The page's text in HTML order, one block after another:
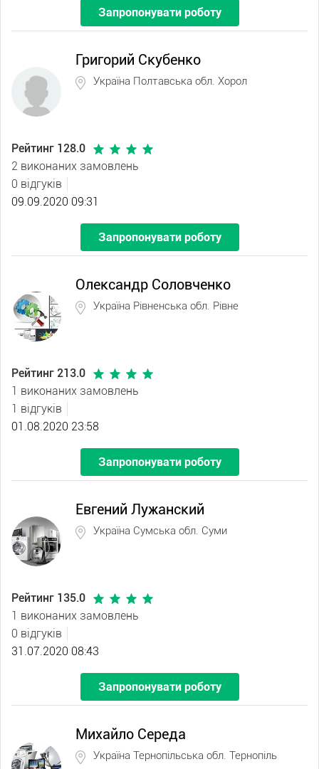
Запропонувати роботу
Григорий Скубенко
Україна Полтавська обл. Хорол
Рейтинг 128.0
2 виконаних замовлень
0 відгуків
09.09.2020 09:31
Запропонувати роботу
Олександр Соловченко
Україна Рівненська обл. Рівне
Рейтинг 213.0
1 виконаних замовлень
1 відгуків
01.08.2020 23:58
Запропонувати роботу
Евгений Лужанский
Україна Сумська обл. Суми
Рейтинг 135.0
1 виконаних замовлень
0 відгуків
31.07.2020 08:43
Запропонувати роботу
Михайло Середа
Україна Тернопільська обл. Тернопіль